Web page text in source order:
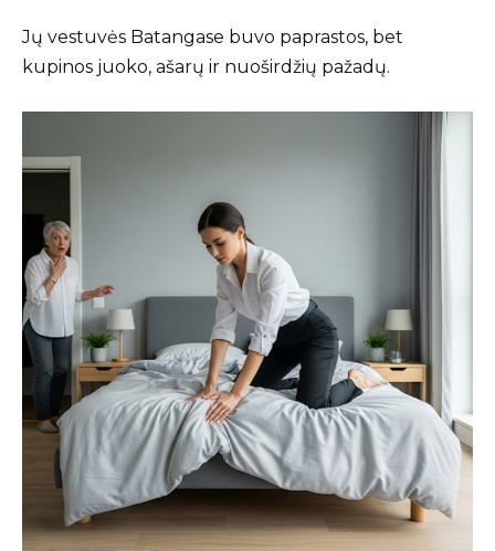
Jų vestuvės Batangase buvo paprastos, bet
kupinos juoko, ašarų ir nuoširdžių pažadų.